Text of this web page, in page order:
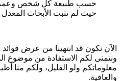
حسب طبيعة كل شخص وعمره
حيث لم تثبت الأبحاث
الآن نكون قد انتهينا من عرض
ونتمنى لكم الاستفادة من موضوع
معلوماتكم ولو القليل، ولكم منا
والعافية.